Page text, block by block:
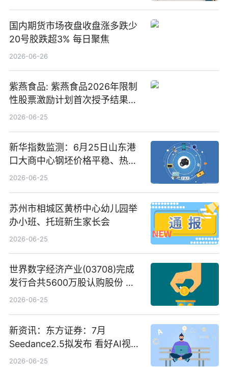
国内期货市场夜盘收盘涨多跌少
20号胶跌超3% 每日聚焦
2026-06-26
紫燕食品: 紫燕食品2026年限制
性股票激励计划首次授予结果公
告-微资讯
2026-06-25
新华指数监测：6月25日山东港
口大商中心钢坯价格平稳、热轧
C料价格微幅下跌
2026-06-25
苏州市相城区黄桥中心幼儿园举
办小班、托班新生家长会
2026-06-25
世界数字经济产业(03708)完成
发行合共5600万股认购股份 净
筹约1007万港元 独家焦点
2026-06-25
新资讯：东方证券：7月
Seedance2.5拟发布 看好AI视频
创作工作流进一步提效
2026-06-25